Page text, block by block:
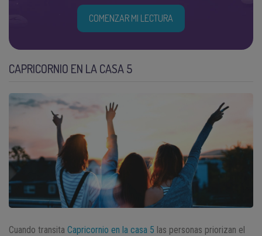
COMENZAR MI LECTURA
CAPRICORNIO EN LA CASA 5
Cuando transita Capricornio en la casa 5 las personas priorizan el